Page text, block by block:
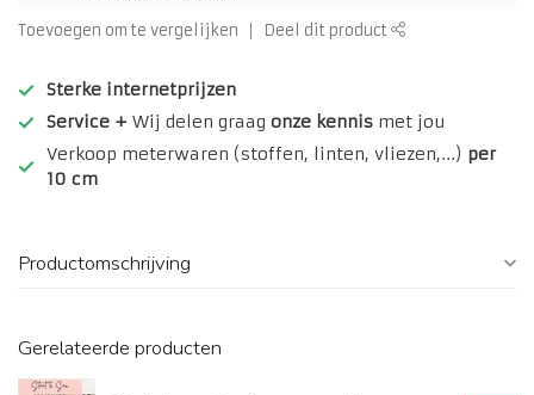
Toevoegen om te vergelijken Deel dit product
Sterke internetprijzen
Service + Wij delen graag onze kennis met jou
Verkoop meterwaren (stoffen, linten, vliezen,...) per
10 cm
Productomschrijving
Gerelateerde producten